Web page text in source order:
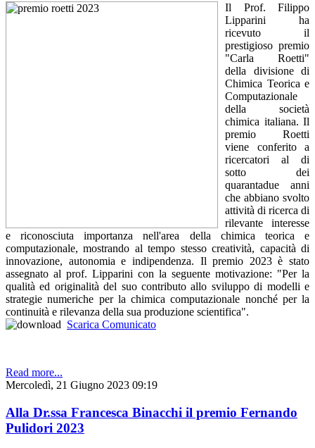
Il Prof. Filippo
Lipparini ha
ricevuto il
prestigioso premio
"Carla Roetti"
della divisione di
Chimica Teorica e
Computazionale
della società
chimica italiana. Il
premio Roetti
viene conferito a
ricercatori al di
sotto dei
quarantadue anni
che abbiano svolto
attività di ricerca di
rilevante interesse
e riconosciuta importanza nell'area della chimica teorica e
computazionale, mostrando al tempo stesso creatività, capacità di
innovazione, autonomia e indipendenza. Il premio 2023 è stato
assegnato al prof. Lipparini con la seguente motivazione: "Per la
qualità ed originalità del suo contributo allo sviluppo di modelli e
strategie numeriche per la chimica computazionale nonché per la
continuità e rilevanza della sua produzione scientifica".
Scarica Comunicato
Read more...
Mercoledì, 21 Giugno 2023 09:19
Alla Dr.ssa Francesca Binacchi il premio Fernando
Pulidori 2023